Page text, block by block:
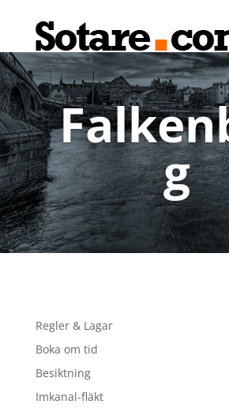
g
Regler & Lagar
Boka om tid
Besiktning
Imkanal-fläkt